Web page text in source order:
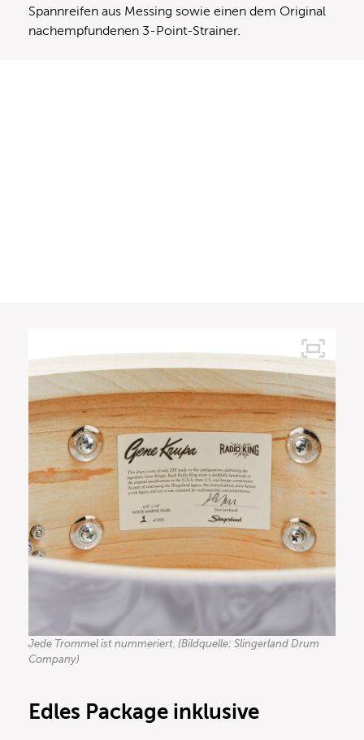
Spannreifen aus Messing sowie einen dem Original
nachempfundenen 3-Point-Strainer.
Jede Trommel ist nummeriert. (Bildquelle: Slingerland Drum
Company)
Edles Package inklusive